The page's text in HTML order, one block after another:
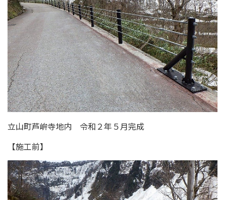
立山町芦峅寺地内 令和２年５月完成
【施工前】